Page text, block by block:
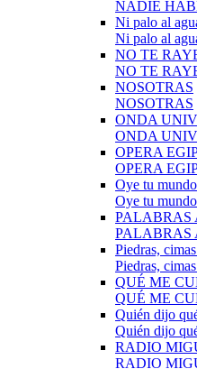
NADIE
Ni palo al
Ni palo al
NO TE
NO TE
NOSOTRAS
NOSOTRAS
ONDA
ONDA
OPERA
OPERA
Oye tu mundo
Oye tu mundo
PALABRAS
PALABRAS
Piedras,
Piedras,
QUÉ ME
QUÉ ME
Quién dijo
Quién dijo
RADIO
RADIO